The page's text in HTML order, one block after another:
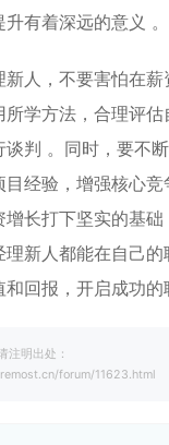
有着深远的意义 。
新人，不要害怕在
所学方法，合理评
谈判 。同时，要不
目经验，增强核心
长打下坚实的基础
理新人都能在自己
回报，开启成功的
注明出处：
forum/11623.html